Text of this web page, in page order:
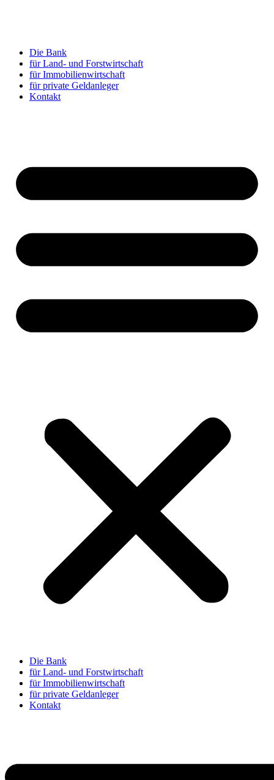
Die Bank
für Land- und Forstwirtschaft
für Immobilienwirtschaft
für private Geldanleger
Kontakt
Die Bank
für Land- und Forstwirtschaft
für Immobilienwirtschaft
für private Geldanleger
Kontakt